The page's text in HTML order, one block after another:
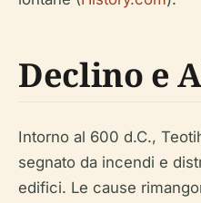
Declino e
Intorno al 600 d.C.,
segnato da incendi e
edifici. Le cause